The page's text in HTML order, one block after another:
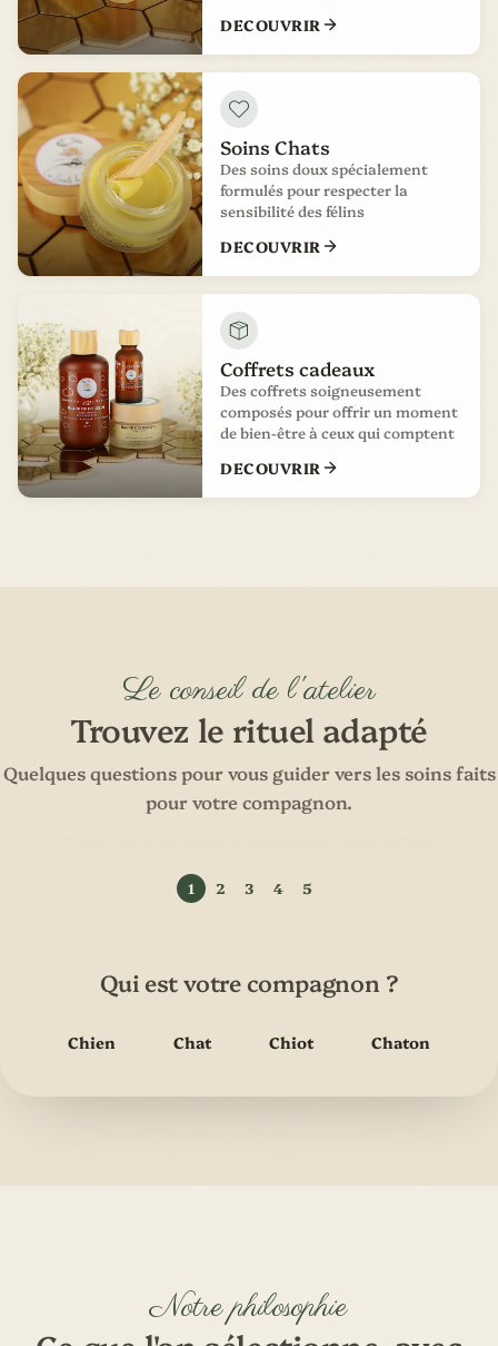
DECOUVRIR
Soins Chats
Des soins doux spécialement
formulés pour respecter la
sensibilité des félins
DECOUVRIR
Coffrets cadeaux
Des coffrets soigneusement
composés pour offrir un moment
de bien-être à ceux qui comptent
DECOUVRIR
Le conseil de l'atelier
Trouvez le rituel adapté
Quelques questions pour vous guider vers les soins faits
pour votre compagnon.
Qui est votre compagnon ?
Chien Chat Chiot Chaton
Notre philosophie